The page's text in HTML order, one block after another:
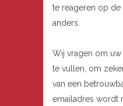
te reageren op de
anders.
Wij vragen om uw
te vullen, om
van een
emailadres wordt